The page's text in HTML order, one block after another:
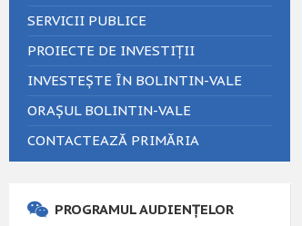
SERVICII PUBLICE
PROIECTE DE INVESTIȚII
INVESTEȘTE ÎN BOLINTIN-VALE
ORAȘUL BOLINTIN-VALE
CONTACTEAZĂ PRIMĂRIA
PROGRAMUL AUDIENȚELOR